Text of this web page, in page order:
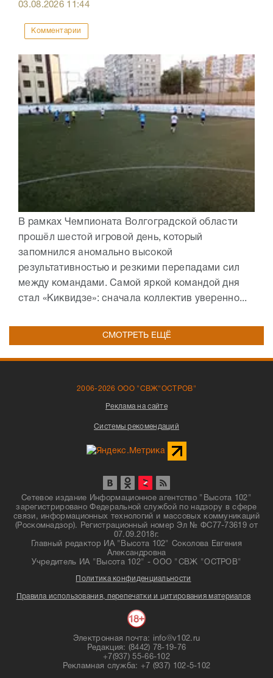
03.08.2026 11:44
Комментарии
В рамках Чемпионата Волгоградской области
прошёл шестой игровой день, который
запомнился аномально высокой
результативностью и резкими перепадами сил
между командами. Самой яркой командой дня
стал «Киквидзе»: сначала коллектив уверенно...
СМОТРЕТЬ ЕЩЁ
2006-2026 ООО "СВЖ"ОСТРОВ"
Реклама на сайте
Системы рекомендаций
Сетевое издание Информационное агентство "Высота 102"
зарегистрировано Федеральной службой по надзору в сфере
связи, информационных технологий и массовых коммуникаций
(Роскомнадзор). Регистрационный номер Эл № ФС77-73619 от
07.09.2018г.
Главный редактор ИА "Высота 102" Соколова Евгения
Александровна
Учредитель ИА "Высота 102" - ООО "СВЖ "ОСТРОВ"
Политика конфиденциальности
Правила использования, перепечатки и цитирования материалов
Электронная почта: info@v102.ru
Редакция: (8442) 78-19-76
+7(937) 55-66-102
Рекламная служба: +7 (937) 102-5-102